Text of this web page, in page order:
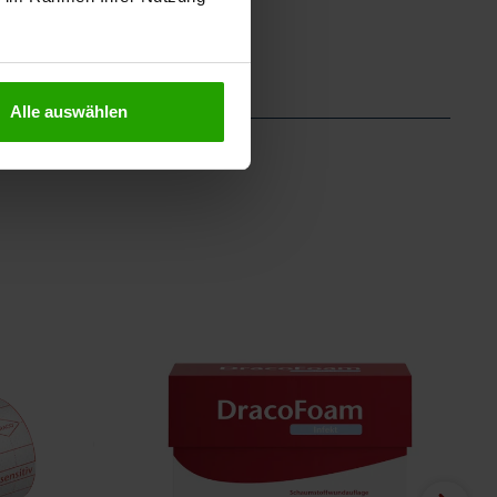
Alle auswählen